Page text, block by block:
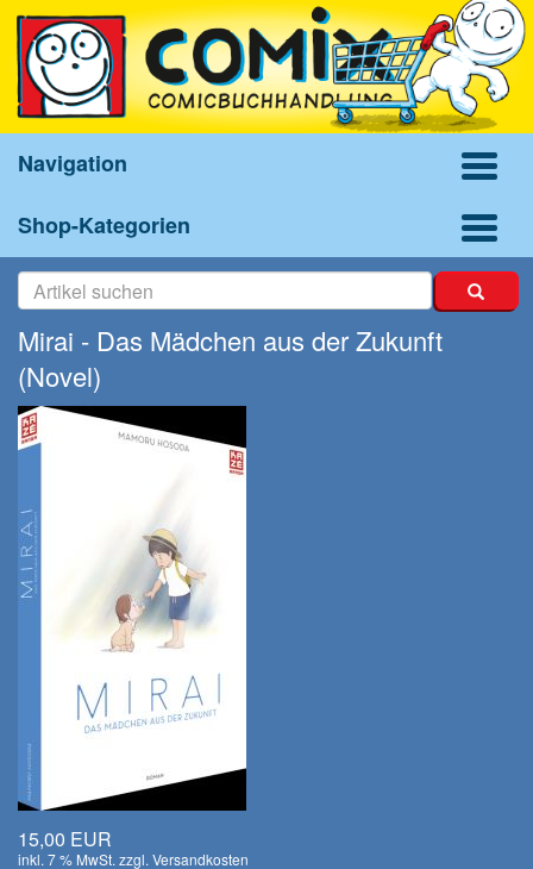
Navigation
Shop-Kategorien
Mirai - Das Mädchen aus der Zukunft
(Novel)
15,00 EUR
inkl. 7 % MwSt. zzgl. Versandkosten